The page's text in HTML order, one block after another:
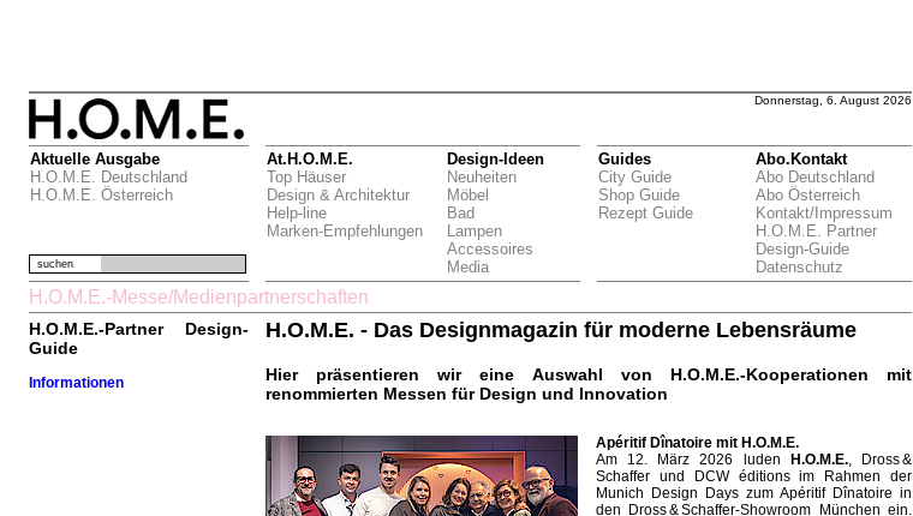
Donnerstag, 6. August 2026
Aktuelle Ausgabe
H.O.M.E. Deutschland
H.O.M.E. Österreich
At.H.O.M.E.
Top Häuser
Design & Architektur
Help-line
Marken-Empfehlungen
Design-Ideen
Neuheiten
Möbel
Bad
Lampen
Accessoires
Media
Guides
City Guide
Shop Guide
Rezept Guide
Abo.Kontakt
Abo Deutschland
Abo Österreich
Kontakt/Impressum
H.O.M.E. Partner
Design-Guide
Datenschutz
suchen
H.O.M.E.-Messe/Medienpartnerschaften
H.O.M.E.-Partner Design-
Guide
Informationen
H.O.M.E. - Das Designmagazin für moderne Lebensräume
Hier präsentieren wir eine Auswahl von H.O.M.E.-Kooperationen mit
renommierten Messen für Design und Innovation
Apéritif Dînatoire mit H.O.M.E.
Am 12. März 2026 luden
H.O.M.E., Dross &
Schaffer und DCW éditions im Rahmen der
Munich Design Days zum Apéritif Dînatoire in
den Dross & Schaffer-Showroom ­München ein.